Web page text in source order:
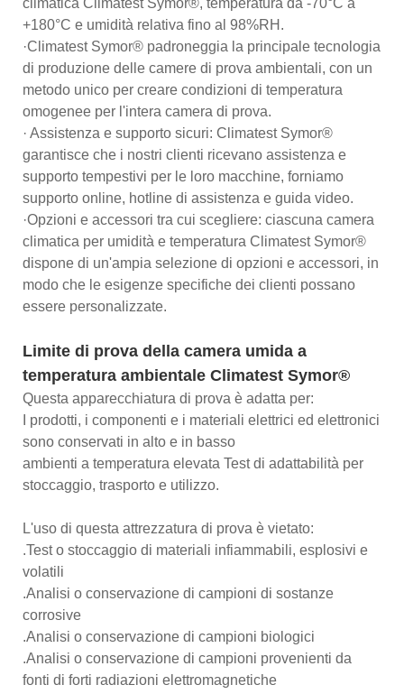
+180°C e umidità relativa fino al 98%RH.
·Climatest Symor® padroneggia la principale tecnologia
di produzione delle camere di prova ambientali, con un
metodo unico per creare condizioni di temperatura
omogenee per l'intera camera di prova.
· Assistenza e supporto sicuri: Climatest Symor®
garantisce che i nostri clienti ricevano assistenza e
supporto tempestivi per le loro macchine, forniamo
supporto online, hotline di assistenza e guida video.
·Opzioni e accessori tra cui scegliere: ciascuna camera
climatica per umidità e temperatura Climatest Symor®
dispone di un'ampia selezione di opzioni e accessori, in
modo che le esigenze specifiche dei clienti possano
essere personalizzate.
Limite di prova della camera umida a
temperatura ambientale Climatest Symor®
Questa apparecchiatura di prova è adatta per:
I prodotti, i componenti e i materiali elettrici ed elettronici
sono conservati in alto e in basso
ambienti a temperatura elevata Test di adattabilità per
stoccaggio, trasporto e utilizzo.
L'uso di questa attrezzatura di prova è vietato:
.Test o stoccaggio di materiali infiammabili, esplosivi e
volatili
.Analisi o conservazione di campioni di sostanze
corrosive
.Analisi o conservazione di campioni biologici
.Analisi o conservazione di campioni provenienti da
fonti di forti radiazioni elettromagnetiche